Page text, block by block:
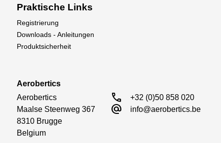
Praktische Links
Registrierung
Downloads - Anleitungen
Produktsicherheit
Aerobertics
Aerobertics
Maalse Steenweg 367
8310 Brugge
Belgium
call +32 (0)50 858 020
alternate_email info@aerobertics.be